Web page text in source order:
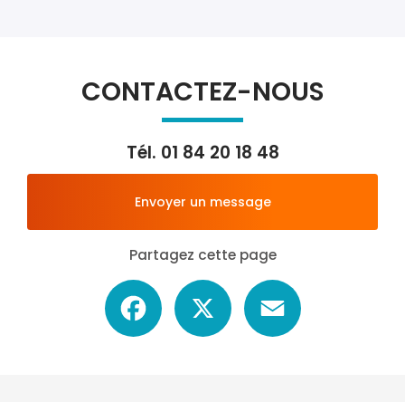
CONTACTEZ-NOUS
Tél. 01 84 20 18 48
Envoyer un message
Partagez cette page
Facebook